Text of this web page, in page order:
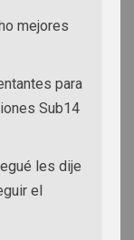
mejores
para
Sub14
les dije
el